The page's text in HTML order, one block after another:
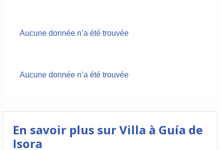
Aucune donnée n’a été trouvée
Aucune donnée n’a été trouvée
En savoir plus sur Villa à Guía de
Isora